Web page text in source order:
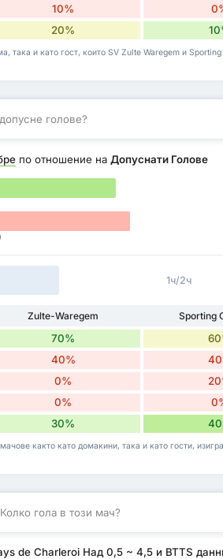
10%
20%
така и като гост, които SV Zulte Waregem и
голове?
по отношение наДопуснати Голове
1ч/2ч
Zulte-Waregem
Sporting
70%
40%
0%
0%
30%
както като домакини, така и като гости,
Колко гола в този мач?
de Charleroi Над 0,5 ~ 4,5 и BTTS